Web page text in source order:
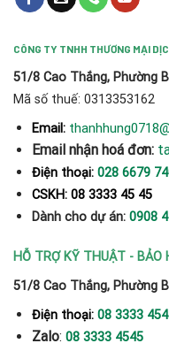
CÔNG TY TNHH THƯƠNG MẠI
51/8 Cao Thắng, Phường
Mã số thuế: 0313353162
Email:
Email nhận hoá đơn:
Điện thoại: 028 6679
CSKH: 08 3333 45 45
Dành cho dự án: 0908
HỖ TRỢ KỸ THUẬT - BẢO
51/8 Cao Thắng, Phường
Điện thoại: 08 3333
Zalo: 08 3333 4545